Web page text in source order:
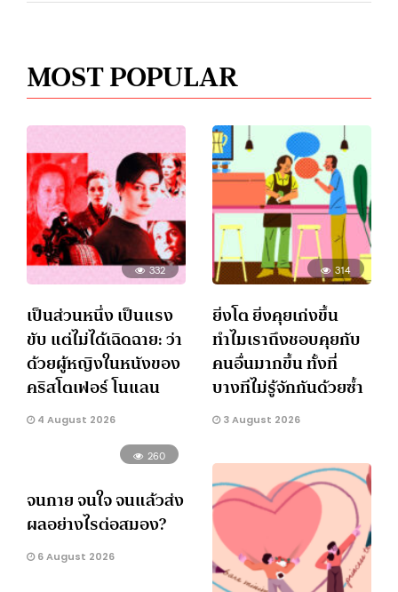
MOST POPULAR
332
เป็นส่วนหนึ่ง เป็นแรง
ขับ แต่ไม่ได้เฉิดฉาย: ว่า
ด้วยผู้หญิงในหนังของ
คริสโตเฟอร์ โนแลน
4 August 2026
314
ยิ่งโต ยิ่งคุยเก่งขึ้น
ทำไมเราถึงชอบคุยกับ
คนอื่นมากขึ้น ทั้งที่
บางทีไม่รู้จักกันด้วยซ้ำ
3 August 2026
260
จนกาย จนใจ จนแล้วส่ง
ผลอย่างไรต่อสมอง?
6 August 2026